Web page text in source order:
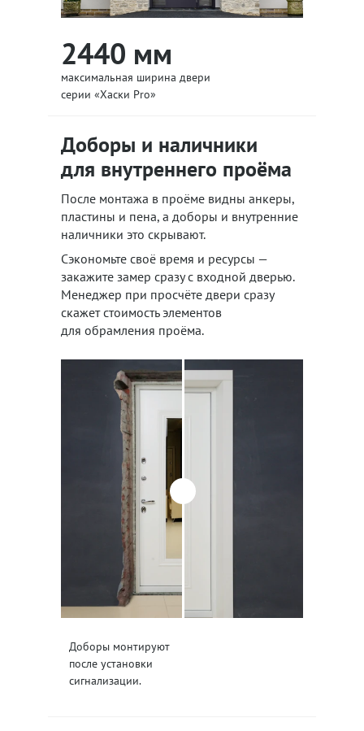
2440 мм
максимальная ширина двери
серии «Хаски Pro»
Доборы и наличники
для внутреннего проёма
После монтажа в проёме видны анкеры,
пластины и пена, а доборы и внутренние
наличники это скрывают.
Сэкономьте своё время и ресурсы —
закажите замер сразу с входной дверью.
Менеджер при просчёте двери сразу
скажет стоимость элементов
для обрамления проёма.
Доборы монтируют
после установки
сигнализации.